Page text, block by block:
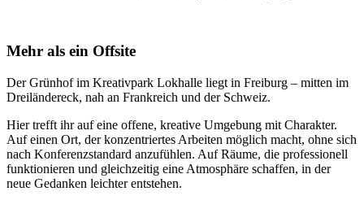
Mehr als ein Offsite
Der Grünhof im Kreativpark Lokhalle liegt in Freiburg – mitten im
Dreiländereck, nah an Frankreich und der Schweiz.
Hier trefft ihr auf eine offene, kreative Umgebung mit Charakter.
Auf einen Ort, der konzentriertes Arbeiten möglich macht, ohne sich
nach Konferenzstandard anzufühlen. Auf Räume, die professionell
funktionieren und gleichzeitig eine Atmosphäre schaffen, in der
neue Gedanken leichter entstehen.